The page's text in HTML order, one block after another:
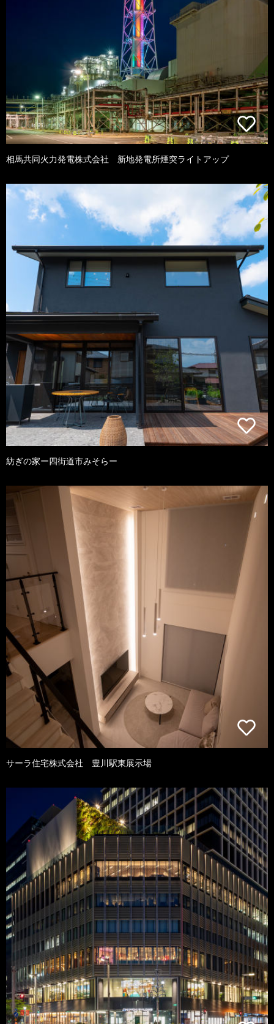
相馬共同火力発電株式会社 新地発電所煙突ライトアップ
紡ぎの家ー四街道市みそらー
サーラ住宅株式会社 豊川駅東展示場